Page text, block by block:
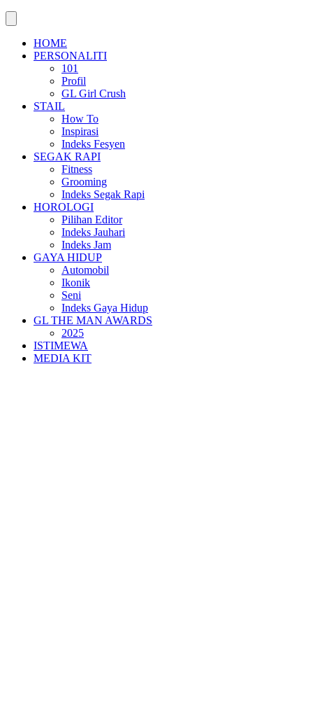
HOME
PERSONALITI
101
Profil
GL Girl Crush
STAIL
How To
Inspirasi
Indeks Fesyen
SEGAK RAPI
Fitness
Grooming
Indeks Segak Rapi
HOROLOGI
Pilihan Editor
Indeks Jauhari
Indeks Jam
GAYA HIDUP
Automobil
Ikonik
Seni
Indeks Gaya Hidup
GL THE MAN AWARDS
2025
ISTIMEWA
MEDIA KIT